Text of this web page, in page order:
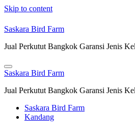
Skip to content
Saskara Bird Farm
Jual Perkutut Bangkok Garansi Jenis
Saskara Bird Farm
Jual Perkutut Bangkok Garansi Jenis
Saskara Bird Farm
Kandang